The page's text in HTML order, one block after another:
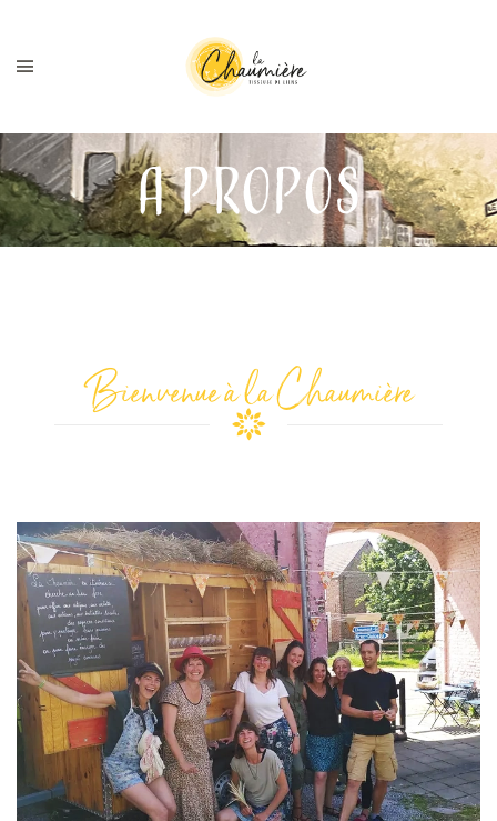
A propos
Bienvenue à la Chaumière